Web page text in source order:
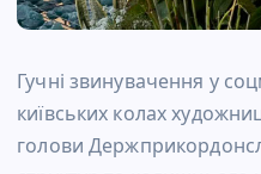
Гучні звинувачення у
київських колах
голови